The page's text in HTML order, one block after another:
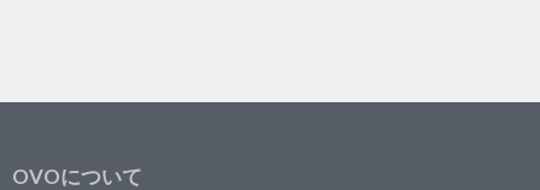
OVOについて